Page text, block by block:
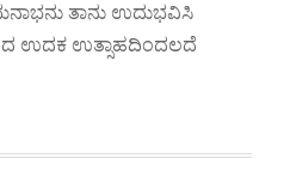
ತಾನು ಉದುಭವಿಸಿ
ಉದಕ ಉತ್ಸಾಹದಿಂದಲದೆ